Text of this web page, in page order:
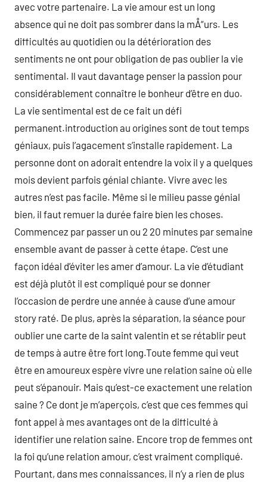
avec votre partenaire. La vie amour est un long
absence qui ne doit pas sombrer dans la mÅ“urs. Les
difficultés au quotidien ou la détérioration des
sentiments ne ont pour obligation de pas oublier la vie
sentimental. Il vaut davantage penser la passion pour
considérablement connaître le bonheur d’être en duo.
La vie sentimental est de ce fait un défi
permanent.introduction au origines sont de tout temps
géniaux, puis l’agacement s’installe rapidement. La
personne dont on adorait entendre la voix il y a quelques
mois devient parfois génial chiante. Vivre avec les
autres n’est pas facile. Même si le milieu passe génial
bien, il faut remuer la durée faire bien les choses.
Commencez par passer un ou 2 20 minutes par semaine
ensemble avant de passer à cette étape. C’est une
façon idéal d’éviter les amer d’amour. La vie d’étudiant
est déjà plutôt il est compliqué pour se donner
l’occasion de perdre une année à cause d’une amour
story raté. De plus, après la séparation, la séance pour
oublier une carte de la saint valentin et se rétablir peut
de temps à autre être fort long.Toute femme qui veut
être en amoureux espère vivre une relation saine où elle
peut s’épanouir. Mais qu’est-ce exactement une relation
saine ? Ce dont je m’aperçois, c’est que ces femmes qui
font appel à mes avantages ont de la difficulté à
identifier une relation saine. Encore trop de femmes ont
la foi qu’une relation amour, c’est vraiment compliqué.
Pourtant, dans mes connaissances, il n’y a rien de plus